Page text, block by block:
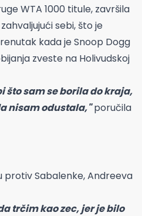
WTA 1000 titule, završila
sebi, što je
kada je Snoop Dogg
zveste na Holivudskoj
što sam se borila do kraja,
nisam odustala,"poručila
protiv Sabalenke, Andreeva
trčim kao zec, jer je bilo